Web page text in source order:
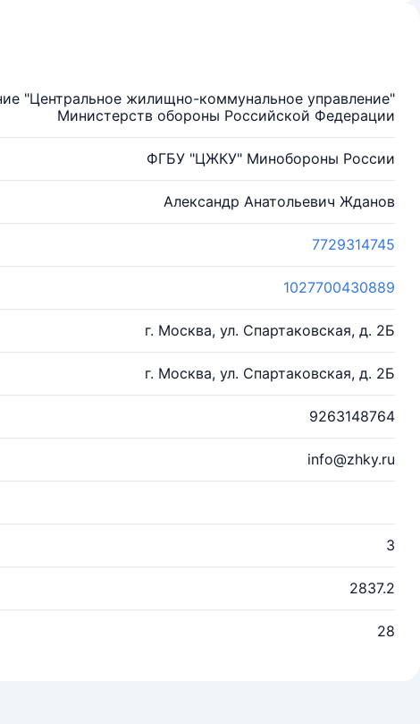
"Центральное жилищно-коммунальное управление"
Министерств обороны Российской Федерации
ФГБУ "ЦЖКУ" Минобороны России
Александр Анатольевич Жданов
7729314745
1027700430889
г. Москва, ул. Спартаковская, д. 2Б
г. Москва, ул. Спартаковская, д. 2Б
9263148764
info@zhky.ru
3
2837.2
28